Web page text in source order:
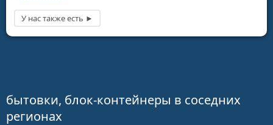
бытовки, блок-контейнеры в соседних
регионах